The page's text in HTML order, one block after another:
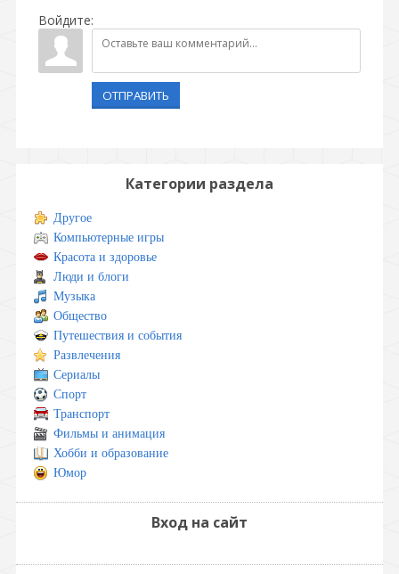
Войдите:
ОТПРАВИТЬ
Категории раздела
Другое
Компьютерные игры
Красота и здоровье
Люди и блоги
Музыка
Общество
Путешествия и события
Развлечения
Сериалы
Спорт
Транспорт
Фильмы и анимация
Хобби и образование
Юмор
Вход на сайт